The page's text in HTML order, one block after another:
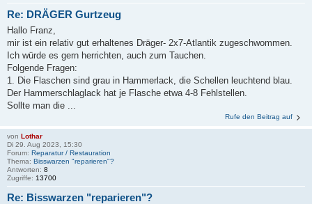
Re: DRÄGER Gurtzeug
Hallo Franz,
mir ist ein relativ gut erhaltenes Dräger- 2x7-Atlantik zugeschwommen.
Ich würde es gern herrichten, auch zum Tauchen.
Folgende Fragen:
1. Die Flaschen sind grau in Hammerlack, die Schellen leuchtend blau.
Der Hammerschlaglack hat je Flasche etwa 4-8 Fehlstellen.
Sollte man die ...
Rufe den Beitrag auf
von Lothar
Di 29. Aug 2023, 15:30
Forum: Reparatur / Restauration
Thema: Bisswarzen "reparieren"?
Antworten: 8
Zugriffe: 13700
Re: Bisswarzen "reparieren"?